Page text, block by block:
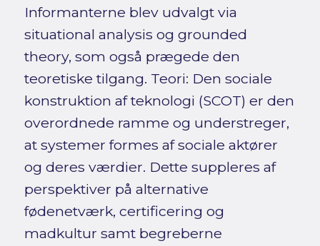
Informanterne blev udvalgt via
situational analysis og grounded
theory, som også prægede den
teoretiske tilgang. Teori: Den sociale
konstruktion af teknologi (SCOT) er den
overordnede ramme og understreger,
at systemer formes af sociale aktører
og deres værdier. Dette suppleres af
perspektiver på alternative
fødenetværk, certificering og
madkultur samt begreberne